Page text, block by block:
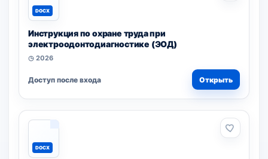
DOCX
Инструкция по охране труда при
электроодонтодиагностике (ЭОД)
◷ 2026
Доступ после входа Открыть
DOCX